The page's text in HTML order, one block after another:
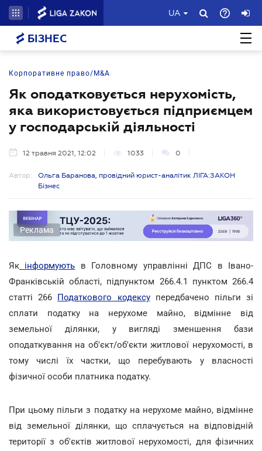
UA
БІЗНЕС
Корпоративне право/M&A
Як оподатковується нерухомість,
яка використовується підприємцем
у господарській діяльності
12 травня 2021, 12:02 1033 0
Автор:
Ольга Баранова, провідний юрист-аналітик ЛІГА:ЗАКОН
Бізнес
Реклама
Як інформують в Головному управлінні ДПС в Івано-
Франківській області, підпунктом 266.4.1 пунктом 266.4
статті 266 Податкового кодексупередбачено пільги зі
сплати податку на нерухоме майно, відмінне від
земельної ділянки, у вигляді зменшення бази
оподаткування на об'єкт/об'єкти житлової нерухомості, в
тому числі їх частки, що перебувають у власності
фізичної особи платника податку.
При цьому пільги з податку на нерухоме майно, відмінне
від земельної ділянки, що сплачується на відповідній
території з об'єктів житлової нерухомості, для фізичних